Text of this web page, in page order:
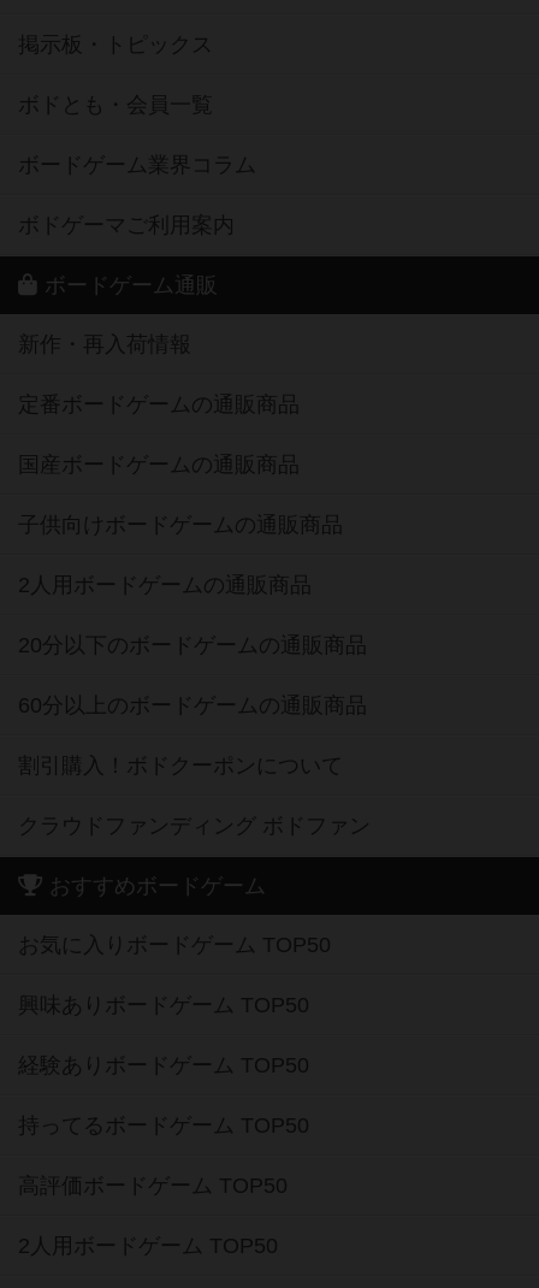
掲示板・トピックス
ボドとも・会員一覧
ボードゲーム業界コラム
ボドゲーマご利用案内
ボードゲーム通販
新作・再入荷情報
定番ボードゲームの通販商品
国産ボードゲームの通販商品
子供向けボードゲームの通販商品
2人用ボードゲームの通販商品
20分以下のボードゲームの通販商品
60分以上のボードゲームの通販商品
割引購入！ボドクーポンについて
クラウドファンディング ボドファン
おすすめボードゲーム
お気に入りボードゲーム TOP50
興味ありボードゲーム TOP50
経験ありボードゲーム TOP50
持ってるボードゲーム TOP50
高評価ボードゲーム TOP50
2人用ボードゲーム TOP50